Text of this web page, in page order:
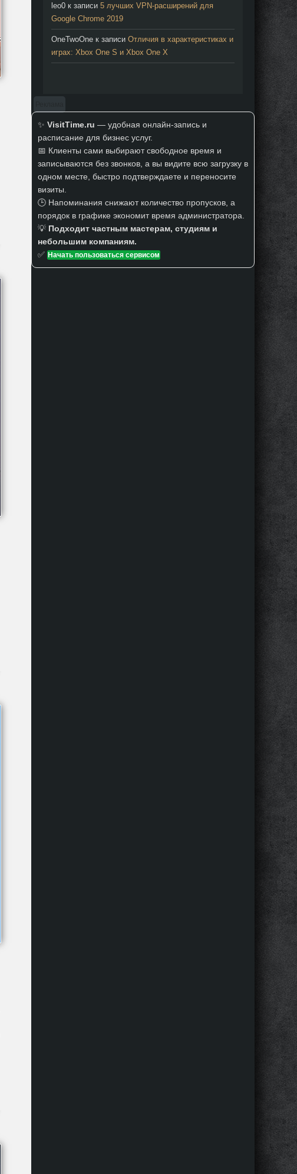
leo0к записи 5 лучших VPN-расширений для
Google Chrome 2019
OneTwoOneк записи Отличия в характеристиках и
играх: Xbox One S и Xbox One X
✨ VisitTime.ru — удобная онлайн-запись и
расписание для бизнес услуг.
📅 Клиенты сами выбирают свободное время и
записываются без звонков, а вы видите всю загрузку в
одном месте, быстро подтверждаете и переносите
визиты.
🕒 Напоминания снижают количество пропусков, а
порядок в графике экономит время администратора.
💡 Подходит частным мастерам, студиям и
небольшим компаниям.
✅ Начать пользоваться сервисом